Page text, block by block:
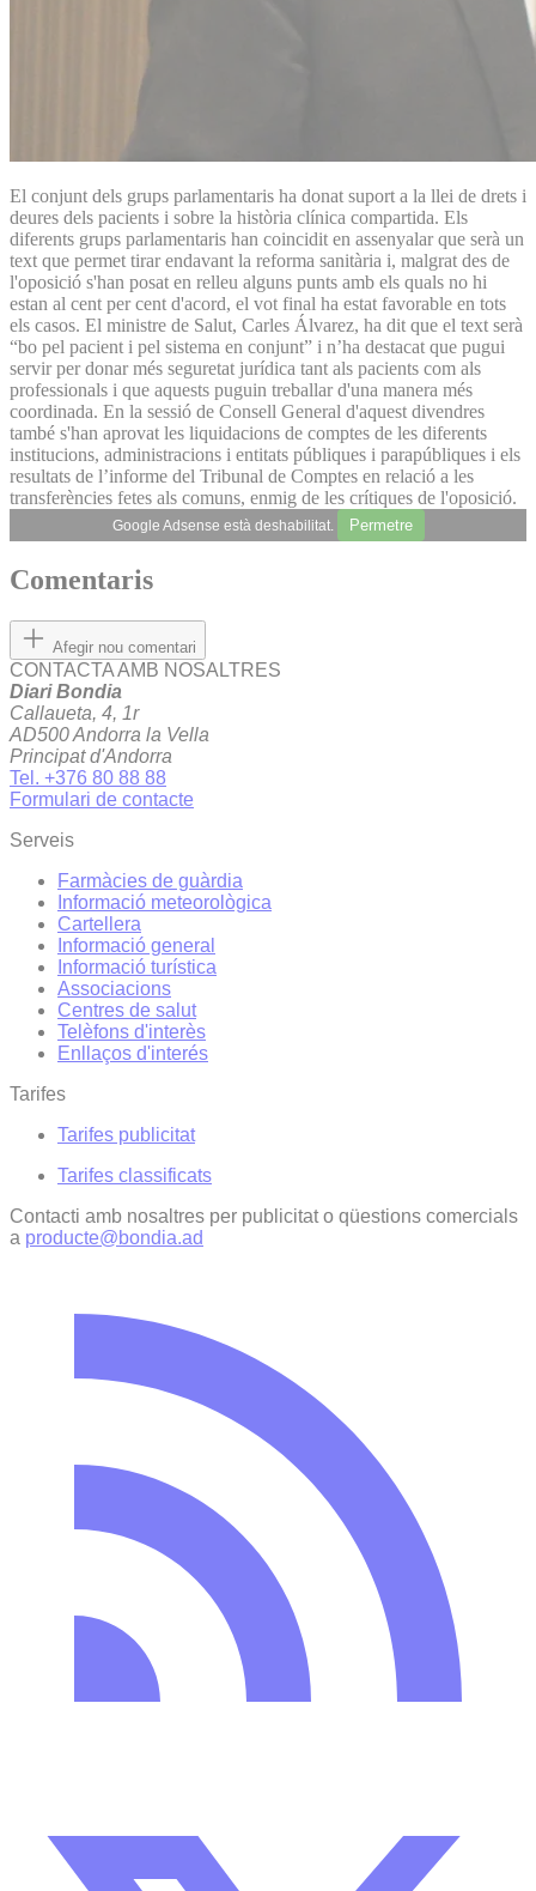
El conjunt dels grups parlamentaris ha donat suport a la llei de drets i
deures dels pacients i sobre la història clínica compartida. Els
diferents grups parlamentaris han coincidit en assenyalar que serà un
text que permet tirar endavant la reforma sanitària i, malgrat des de
l'oposició s'han posat en relleu alguns punts amb els quals no hi
estan al cent per cent d'acord, el vot final ha estat favorable en tots
els casos. El ministre de Salut, Carles Álvarez, ha dit que el text serà
“bo pel pacient i pel sistema en conjunt” i n’ha destacat que pugui
servir per donar més seguretat jurídica tant als pacients com als
professionals i que aquests puguin treballar d'una manera més
coordinada. En la sessió de Consell General d'aquest divendres
també s'han aprovat les liquidacions de comptes de les diferents
institucions, administracions i entitats públiques i parapúbliques i els
resultats de l’informe del Tribunal de Comptes en relació a les
transferències fetes als comuns, enmig de les crítiques de l'oposició.
Google Adsense està deshabilitat. Permetre
Comentaris
Afegir nou comentari
CONTACTA AMB NOSALTRES
Diari Bondia
Callaueta, 4, 1r
AD500 Andorra la Vella
Principat d'Andorra
Tel. +376 80 88 88
Formulari de contacte
Serveis
Farmàcies de guàrdia
Informació meteorològica
Cartellera
Informació general
Informació turística
Associacions
Centres de salut
Telèfons d'interès
Enllaços d'interés
Tarifes
Tarifes publicitat
Tarifes classificats
Contacti amb nosaltres per publicitat o qüestions comercials
a producte@bondia.ad